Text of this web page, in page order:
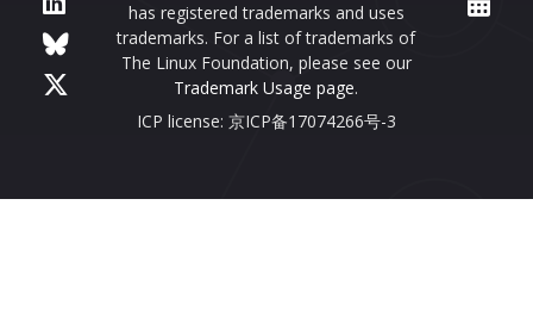
has registered trademarks and uses
trademarks. For a list of trademarks of
The Linux Foundation, please see our
Trademark Usage page.
ICP license: 京ICP备17074266号-3